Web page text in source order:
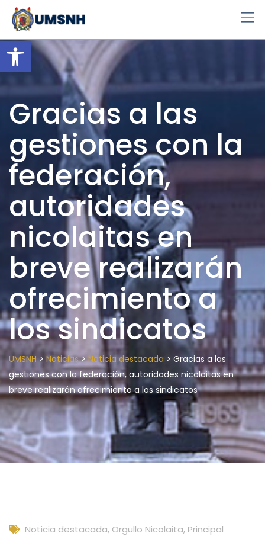
Open toolbar
Skip
content
Gracias a las
gestiones con la
federación,
autoridades
nicolaitas en
breve realizarán
ofrecimiento a
los sindicatos
UMSNH> Noticias>Noticia destacada > Gracias a las
gestiones con la federación, autoridades nicolaitas en
breve realizarán ofrecimiento a los sindicatos
Noticia destacada, Orgullo Nicolaita, Principal